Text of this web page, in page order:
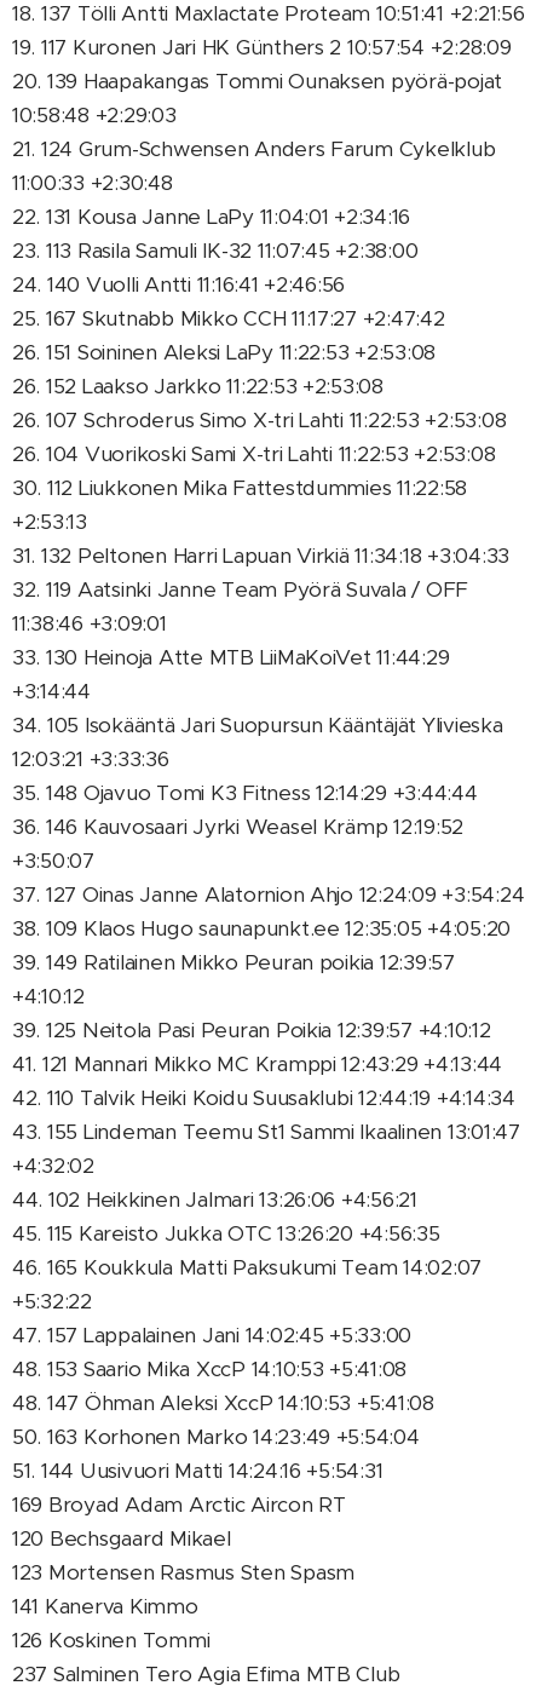
18. 137 Tölli Antti Maxlactate Proteam 10:51:41 +2:21:56
19. 117 Kuronen Jari HK Günthers 2 10:57:54 +2:28:09
20. 139 Haapakangas Tommi Ounaksen pyörä-pojat
10:58:48 +2:29:03
21. 124 Grum-Schwensen Anders Farum Cykelklub
11:00:33 +2:30:48
22. 131 Kousa Janne LaPy 11:04:01 +2:34:16
23. 113 Rasila Samuli IK-32 11:07:45 +2:38:00
24. 140 Vuolli Antti 11:16:41 +2:46:56
25. 167 Skutnabb Mikko CCH 11:17:27 +2:47:42
26. 151 Soininen Aleksi LaPy 11:22:53 +2:53:08
26. 152 Laakso Jarkko 11:22:53 +2:53:08
26. 107 Schroderus Simo X-tri Lahti 11:22:53 +2:53:08
26. 104 Vuorikoski Sami X-tri Lahti 11:22:53 +2:53:08
30. 112 Liukkonen Mika Fattestdummies 11:22:58
+2:53:13
31. 132 Peltonen Harri Lapuan Virkiä 11:34:18 +3:04:33
32. 119 Aatsinki Janne Team Pyörä Suvala / OFF
11:38:46 +3:09:01
33. 130 Heinoja Atte MTB LiiMaKoiVet 11:44:29
+3:14:44
34. 105 Isokääntä Jari Suopursun Kääntäjät Ylivieska
12:03:21 +3:33:36
35. 148 Ojavuo Tomi K3 Fitness 12:14:29 +3:44:44
36. 146 Kauvosaari Jyrki Weasel Krämp 12:19:52
+3:50:07
37. 127 Oinas Janne Alatornion Ahjo 12:24:09 +3:54:24
38. 109 Klaos Hugo saunapunkt.ee 12:35:05 +4:05:20
39. 149 Ratilainen Mikko Peuran poikia 12:39:57
+4:10:12
39. 125 Neitola Pasi Peuran Poikia 12:39:57 +4:10:12
41. 121 Mannari Mikko MC Kramppi 12:43:29 +4:13:44
42. 110 Talvik Heiki Koidu Suusaklubi 12:44:19 +4:14:34
43. 155 Lindeman Teemu St1 Sammi Ikaalinen 13:01:47
+4:32:02
44. 102 Heikkinen Jalmari 13:26:06 +4:56:21
45. 115 Kareisto Jukka OTC 13:26:20 +4:56:35
46. 165 Koukkula Matti Paksukumi Team 14:02:07
+5:32:22
47. 157 Lappalainen Jani 14:02:45 +5:33:00
48. 153 Saario Mika XccP 14:10:53 +5:41:08
48. 147 Öhman Aleksi XccP 14:10:53 +5:41:08
50. 163 Korhonen Marko 14:23:49 +5:54:04
51. 144 Uusivuori Matti 14:24:16 +5:54:31
169 Broyad Adam Arctic Aircon RT
120 Bechsgaard Mikael
123 Mortensen Rasmus Sten Spasm
141 Kanerva Kimmo
126 Koskinen Tommi
237 Salminen Tero Agia Efima MTB Club